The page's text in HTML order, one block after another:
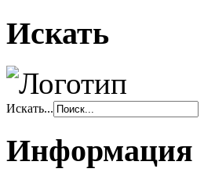
Искать
Искать...
Информация